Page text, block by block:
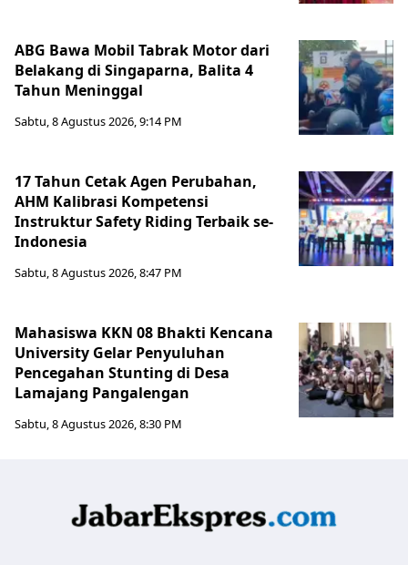
ABG Bawa Mobil Tabrak Motor dari
Belakang di Singaparna, Balita 4
Tahun Meninggal
Sabtu, 8 Agustus 2026, 9:14 PM
17 Tahun Cetak Agen Perubahan,
AHM Kalibrasi Kompetensi
Instruktur Safety Riding Terbaik se-
Indonesia
Sabtu, 8 Agustus 2026, 8:47 PM
Mahasiswa KKN 08 Bhakti Kencana
University Gelar Penyuluhan
Pencegahan Stunting di Desa
Lamajang Pangalengan
Sabtu, 8 Agustus 2026, 8:30 PM